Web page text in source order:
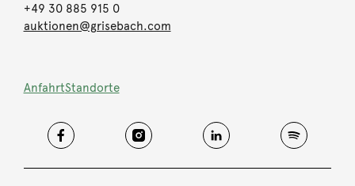
+49 30 885 915 0
auktionen@grisebach.com
AnfahrtStandorte